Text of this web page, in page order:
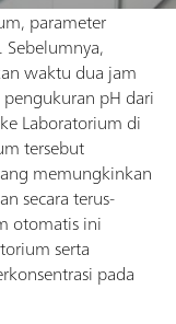
parameter
waktu dua jam
pH dari
Laboratorium di
tersebut
memungkinkan
secara terus-
otomatis ini
serta
pada